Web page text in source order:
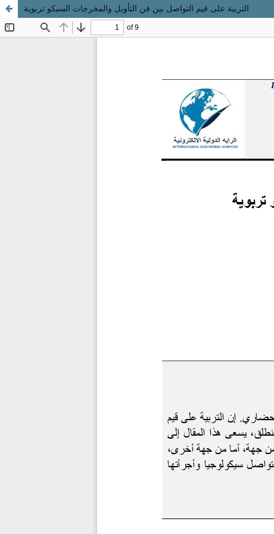
التربية على قيم التواصل بين فن التأويل والمخرجات السيكو تربوية